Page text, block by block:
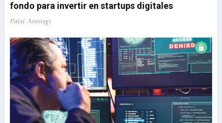
fondo para invertir en startups digitales
Patxi Arostegi